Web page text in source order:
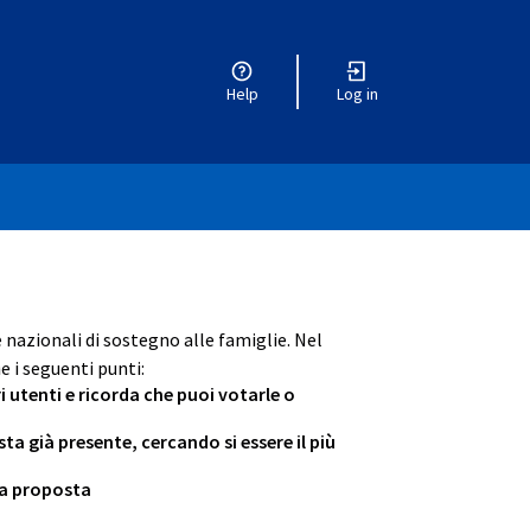
Help Log in
di sostegno alle famiglie. Nel
i seguenti punti:
utenti e ricorda che puoi votarle o
già presente, cercando si essere il più
proposta